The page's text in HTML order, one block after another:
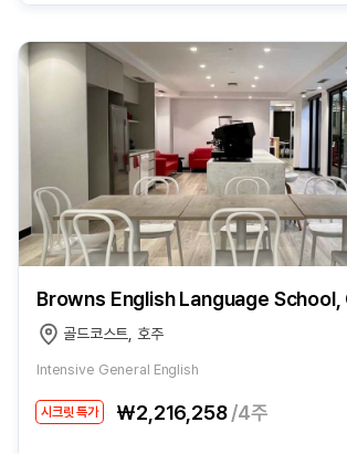
Browns English Language
골드코스트, 호주
Intensive General English
시크릿 특가 ₩2,216,258/4주